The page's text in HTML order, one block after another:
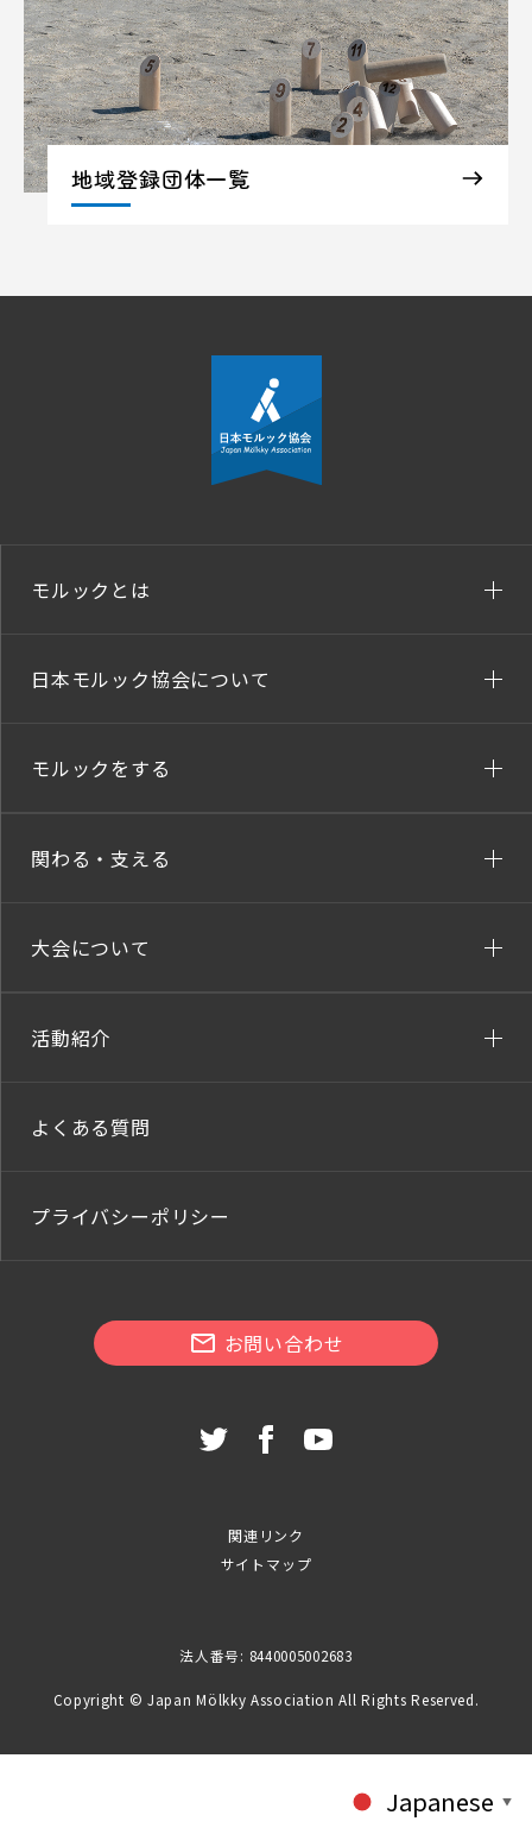
地域登録団体一覧
モルックとは
日本モルック協会について
モルックをする
関わる・支える
大会について
活動紹介
よくある質問
プライバシーポリシー
お問い合わせ
関連リンク
サイトマップ
法人番号: 8440005002683
Copyright © Japan Mölkky Association All Rights Reserved.
Japanese ▼